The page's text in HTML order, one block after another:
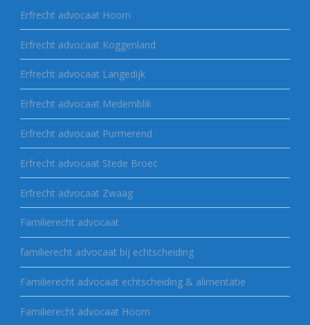
Erfrecht advocaat Hoorn
Erfrecht advocaat Koggenland
Erfrecht advocaat Langedijk
Erfrecht advocaat Medemblik
Erfrecht advocaat Purmerend
Erfrecht advocaat Stede Broec
Erfrecht advocaat Zwaag
Familierecht advocaat
familierecht advocaat bij echtscheiding
Familierecht advocaat echtscheiding & alimentatie
Familierecht advocaat Hoorn